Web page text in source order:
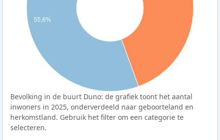
55,6%
Bevolking in de buurt Duno: de grafiek toont het aantal
inwoners in 2025, onderverdeeld naar geboorteland en
herkomstland. Gebruik het filter om een categorie te
selecteren.